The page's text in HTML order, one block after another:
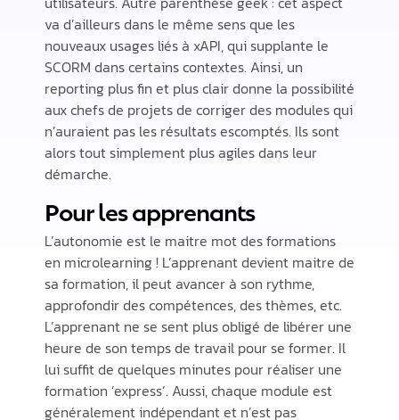
va d’ailleurs dans le même sens que les
nouveaux usages liés à xAPI, qui supplante le
SCORM dans certains contextes. Ainsi, un
reporting plus fin et plus clair donne la possibilité
aux chefs de projets de corriger des modules qui
n’auraient pas les résultats escomptés. Ils sont
alors tout simplement plus agiles dans leur
démarche.
Pour les apprenants
L’autonomie est le maitre mot des formations
en microlearning ! L’apprenant devient maitre de
sa formation, il peut avancer à son rythme,
approfondir des compétences, des thèmes, etc.
L’apprenant ne se sent plus obligé de libérer une
heure de son temps de travail pour se former. Il
lui suffit de quelques minutes pour réaliser une
formation ‘express’. Aussi, chaque module est
généralement indépendant et n’est pas